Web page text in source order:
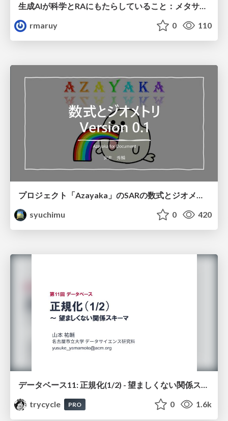
生成AIが科学とRAにもたらしていること：メタサイエンスの視点から
rmaruy
0 110
プロジェクト「Azayaka」のSARの数式とジオメトリ
syuchimu
0 420
trycycle
PRO 0 1.6k